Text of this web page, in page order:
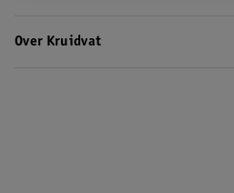
Over Kruidvat